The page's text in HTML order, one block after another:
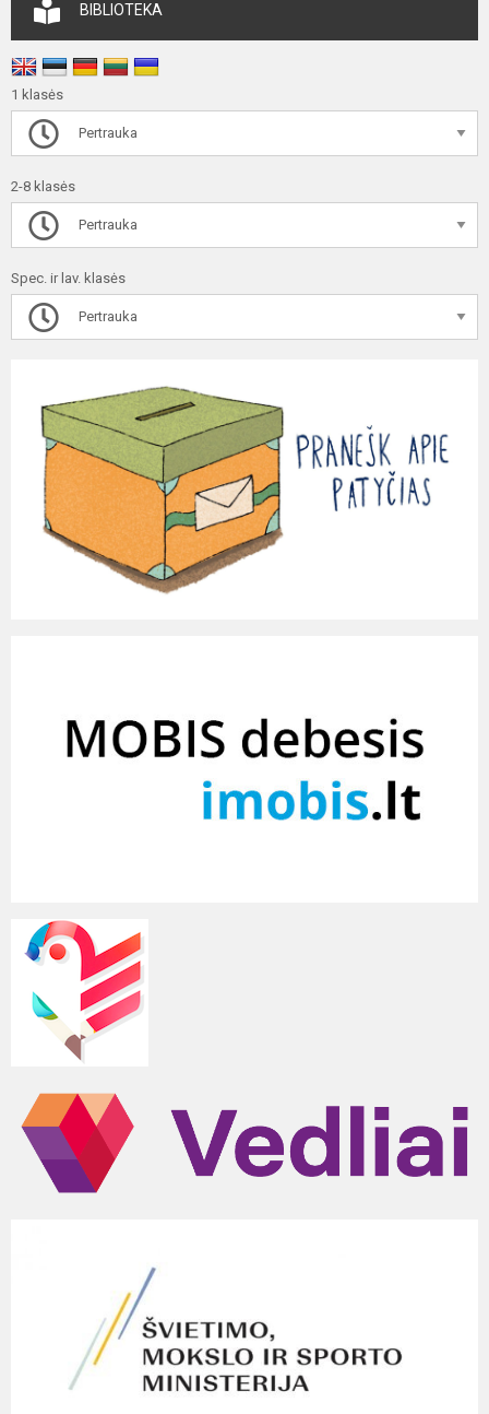
BIBLIOTEKA
1 klasės
Pertrauka
2-8 klasės
Pertrauka
Spec. ir lav. klasės
Pertrauka